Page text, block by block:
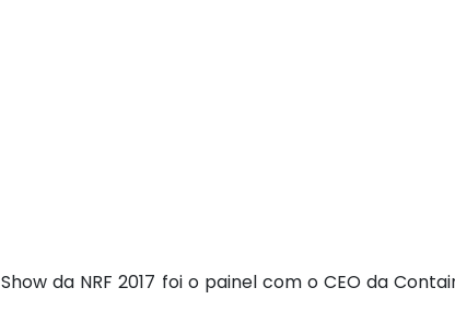
da NRF 2017 foi o painel com o CEO da